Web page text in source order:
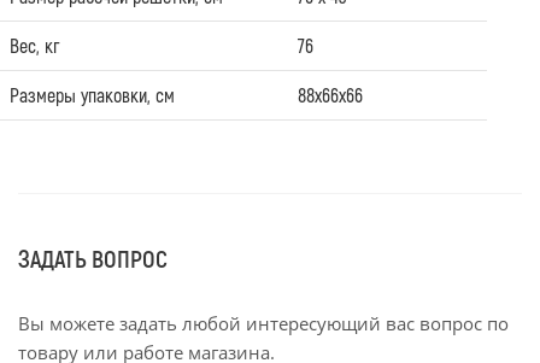
Вес, кг 76
Размеры упаковки, см 88х66х66
ЗАДАТЬ ВОПРОС
Вы можете задать любой интересующий вас вопрос по
товару или работе магазина.